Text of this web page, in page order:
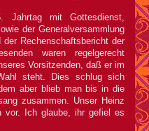
mit Gottesdienst,
der Generalversammlung
Rechenschaftsbericht der
waren regelgerecht
Vorsitzenden, daß er im
steht. Dies schlug sich
aber blieb man bis in die
zusammen. Unser Heinz
vor. Ich glaube, ihr gefiel es